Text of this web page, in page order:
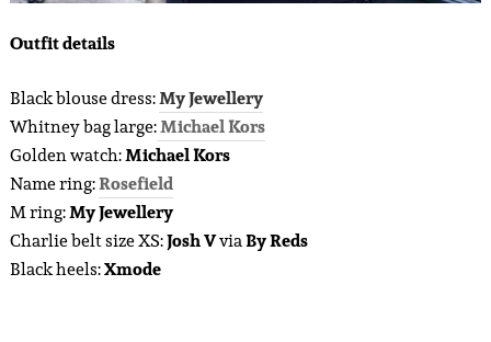
Outfit details
Black blouse dress:My Jewellery
Whitney bag large:Michael Kors
Golden watch:Michael Kors
Name ring:Rosefield
M ring:My Jewellery
Charlie belt size XS:Josh VviaBy Reds
Black heels:Xmode